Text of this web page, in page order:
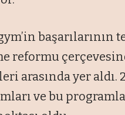
reformu
arasında yer aldı.
ve bu